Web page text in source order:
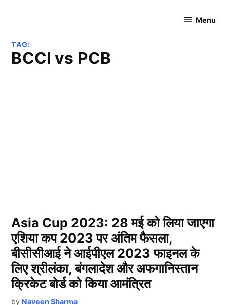
Hundred
Menu
TAG:
BCCI vs PCB
Asia Cup 2023: 28 मई को लिया जाएगा
एशिया कप 2023 पर अंतिम फैसला,
बीसीसीआई ने आईपीएल 2023 फाइनल के
लिए श्रीलंका, बंगलादेश और अफगानिस्तान
क्रिकेट बोर्ड को किया आमंत्रित
by Naveen Sharma